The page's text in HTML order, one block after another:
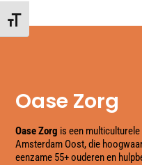
Kies grootte van het
Oase Zorg
Oase Zorg is een
Amsterdam Oost, die
eenzame 55+ ouderen en